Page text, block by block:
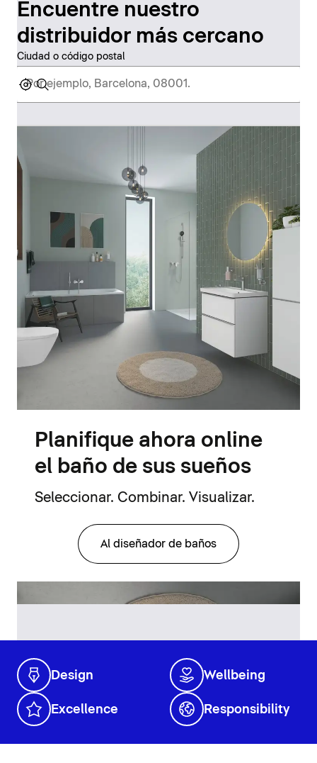
Encuentre nuestro
distribuidor más cercano
Ciudad o código postal
Planifique ahora online
el baño de sus sueños
Seleccionar. Combinar. Visualizar.
Al diseñador de baños
Design Wellbeing
Excellence Responsibility